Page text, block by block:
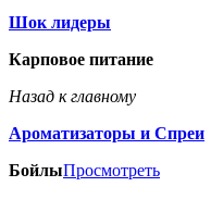
Шок лидеры
Карповое питание
Назад к главному
Ароматизаторы и Спреи
БойлыПросмотреть